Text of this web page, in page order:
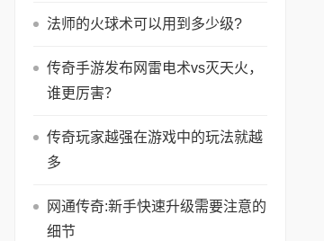
法师的火球术可以用到多少级?
传奇手游发布网雷电术vs灭天火，
谁更厉害？
传奇玩家越强在游戏中的玩法就越
多
网通传奇:新手快速升级需要注意的
细节